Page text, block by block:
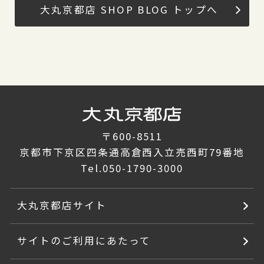
大丸京都店 SHOP BLOG トップへ
〒600-8511
京都市下京区四条通高倉西入立売西町79番地
Tel.050-1790-3000
大丸京都店サイト
サイトのご利用にあたって